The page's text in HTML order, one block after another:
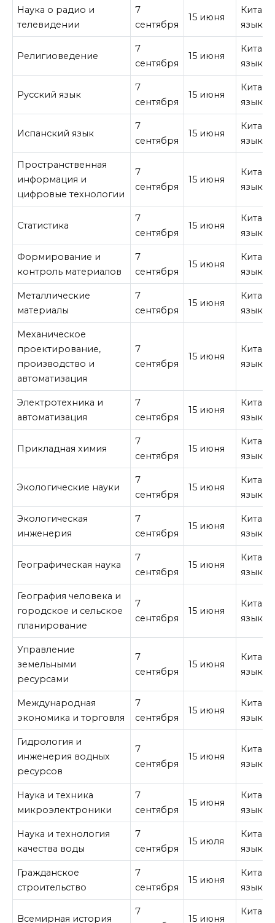
Наука о радио и
телевидении
7
сентября
15 июня
язык
Религиоведение
7
сентября
15 июня
язык
Русский язык
7
сентября
15 июня
язык
Испанский язык
7
сентября
15 июня
язык
Пространственная
информация и
цифровые технологии
7
сентября
15 июня
язык
Статистика
7
сентября
15 июня
язык
Формирование и
контроль материалов
7
сентября
15 июня
язык
Металлические
материалы
7
сентября
15 июня
язык
Механическое
проектирование,
производство и
автоматизация
7
сентября
15 июня
язык
Электротехника и
автоматизация
7
сентября
15 июня
язык
Прикладная химия
7
сентября
15 июня
язык
Экологические науки
7
сентября
15 июня
язык
Экологическая
инженерия
7
сентября
15 июня
язык
Географическая наука
7
сентября
15 июня
язык
География человека и
городское и сельское
планирование
7
сентября
15 июня
язык
Управление
земельными
ресурсами
7
сентября
15 июня
язык
Международная
экономика и торговля
7
сентября
15 июня
язык
Гидрология и
инженерия водных
ресурсов
7
сентября
15 июня
язык
Наука и техника
микроэлектроники
7
сентября
15 июня
язык
Наука и технология
качества воды
7
сентября
15 июля
язык
Гражданское
строительство
7
сентября
15 июня
язык
Всемирная история
7
15 июня